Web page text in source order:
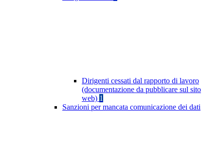
Dirigenti cessati dal rapporto di lavoro
(documentazione da pubblicare sul sito
web) 1
Sanzioni per mancata comunicazione dei dati